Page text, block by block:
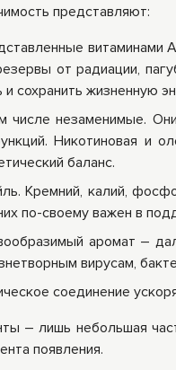
представляют:
витаминами
от радиации,
сохранить жизненную
числе незаменимые.
Никотиновая и
баланс.
Кремний, калий,
по-своему важен в
аромат –
вирусам,
соединение
– лишь небольшая
появления.